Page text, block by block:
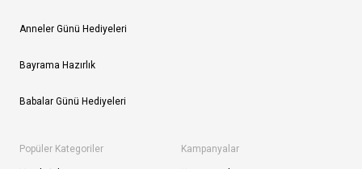
Anneler Günü Hediyeleri
Bayrama Hazırlık
Babalar Günü Hediyeleri
Popüler Kategoriler Kampanyalar